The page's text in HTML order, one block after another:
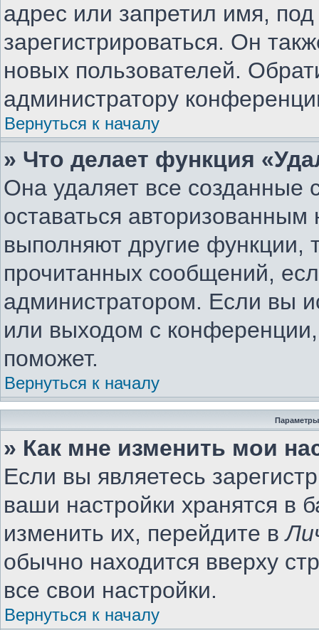
адрес или запретил имя,
зарегистрироваться. Он
новых пользователей.
администратору
Вернуться к началу
» Что делает функция
Она удаляет все созданные
оставаться
выполняют другие функции,
прочитанных сообщений,
администратором. Если вы
или выходом с
поможет.
Вернуться к началу
Параметры
» Как мне изменить мои
Если вы являетесь
ваши настройки хранятся в
изменить их, перейдите в
обычно находится вверху
все свои настройки.
Вернуться к началу